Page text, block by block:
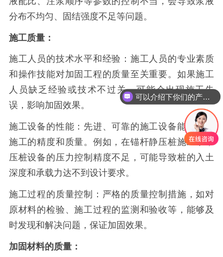
分布不均匀、固结强度不足等问题。
施工质量：
施工人员的技术水平和经验：施工人员的专业素质
和操作技能对加固工程的质量至关重要。如果施工
人员缺乏经验或技术不过关，可能会出现施工失
误，影响加固效果。
施工设备的性能：先进、可靠的施工设备能够保证
施工的精度和质量。例如，在锚杆静压桩施工中，
压桩设备的压力控制精度不足，可能导致桩的入土
深度和承载力达不到设计要求。
施工过程的质量控制：严格的质量控制措施，如对
原材料的检验、施工过程的监测和验收等，能够及
时发现和解决问题，保证加固效果。
加固材料的质量：
可以介绍下你们的产品么